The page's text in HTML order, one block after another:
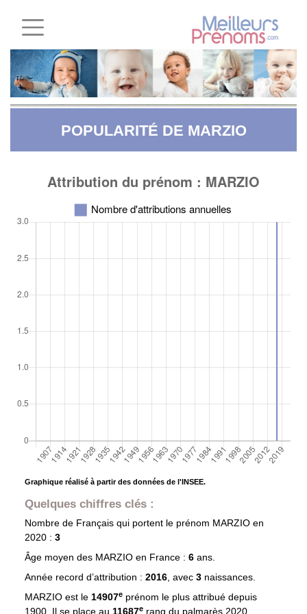
POPULARITÉ DE MARZIO
Graphique réalisé à partir des données de l'INSEE.
Quelques chiffres clés :
Nombre de Français qui portent le prénom MARZIO en
2020 : 3
Âge moyen des MARZIOen France : 6 ans.
Année record d’attribution : 2016, avec 3 naissances.
MARZIO est le 14907eprénom le plus attribué depuis
1900. Il se place au 11687e rang du palmarès 2020.